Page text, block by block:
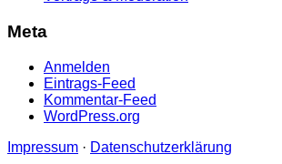
Meta
Anmelden
Eintrags-Feed
Kommentar-Feed
WordPress.org
Impressum · Datenschutzerklärung